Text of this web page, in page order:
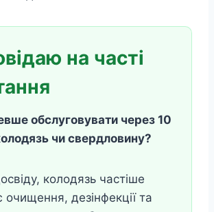
на часті
обслуговувати через 10
чи свердловину?
колодязь частіше
очищення, дезінфекції та